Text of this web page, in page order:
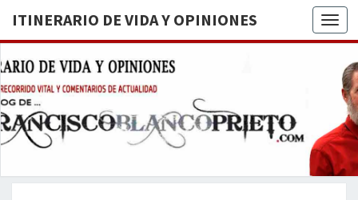
ITINERARIO DE VIDA Y OPINIONES
DE
BREVE
RECORRIDO
VITAL Y
ACTUALIDAD